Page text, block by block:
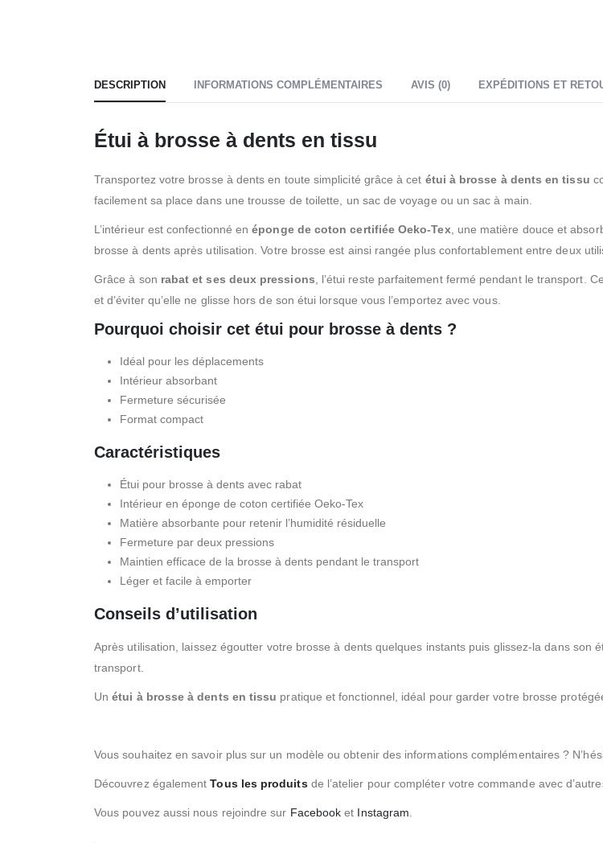
DESCRIPTION INFORMATIONS COMPLÉMENTAIRES AVIS (0) EXPÉDITIONS ET
Étui à brosse à dents en tissu
Transportez votre brosse à dents en toute simplicité grâce à cet étui à brosse à dents en tissu
facilement sa place dans une trousse de toilette, un sac de voyage ou un sac à main.
L’intérieur est confectionné enéponge de coton certifiée Oeko-Tex, une matière douce et
brosse à dents après utilisation. Votre brosse est ainsi rangée plus confortablement entre deux
Grâce à son rabat et ses deux pressions, l’étui reste parfaitement fermé pendant le transport.
et d’éviter qu’elle ne glisse hors de son étui lorsque vous l’emportez avec vous.
Pourquoi choisir cet étui pour brosse à dents ?
Idéal pour les déplacements
Intérieur absorbant
Fermeture sécurisée
Format compact
Caractéristiques
Étui pour brosse à dents avec rabat
Intérieur en éponge de coton certifiée Oeko-Tex
Matière absorbante pour retenir l’humidité résiduelle
Fermeture par deux pressions
Maintien efficace de la brosse à dents pendant le transport
Léger et facile à emporter
Conseils d’utilisation
Après utilisation, laissez égoutter votre brosse à dents quelques instants puis glissez-la dans son
transport.
Unétui à brosse à dents en tissu pratique et fonctionnel, idéal pour garder votre brosse
Vous souhaitez en savoir plus sur un modèle ou obtenir des informations complémentaires ?
Découvrez égalementTous les produitsde l’atelier pour compléter votre commande avec
Vous pouvez aussi nous rejoindre sur Facebook et Instagram.